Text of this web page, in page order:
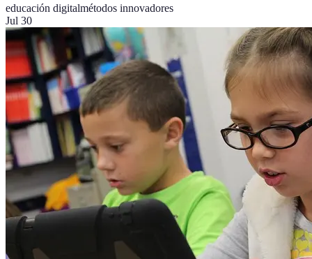
educación digitalmétodos innovadores
Jul 30